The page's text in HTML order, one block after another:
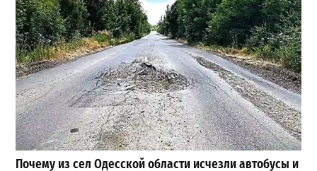
Почему из сел Одесской области исчезли автобусы и